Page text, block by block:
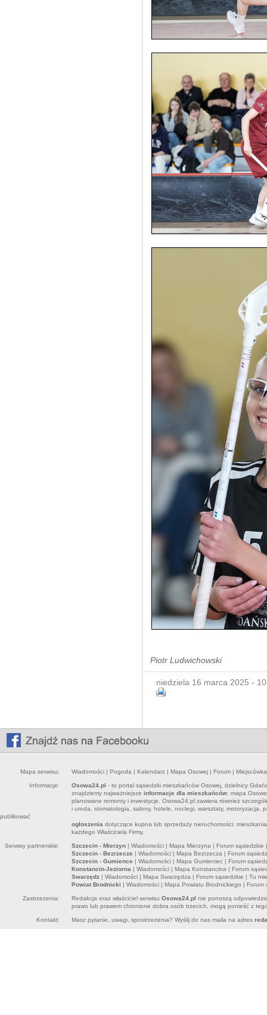
Piotr Ludwichowski
niedziela 16 marca 2025 -
Mapa serwisu: Wiadomości | Pogoda | Kalendarz | Mapa Osowej | Forum | Miejscówka
Informacje: Osowa24.pl - to portal sąsiedzki mieszkańców Osowej, dzielnicy
znajdziemy najważniejsze informacje dla mieszkańców: mapa
planowane remonty i inwestycje. Osowa24.pl zawiera również
i uroda, stomatologia, salony, hotele, noclegi, warsztaty, motoryzacja,
publikować
ogłoszenia dotyczące kupna lub sprzedaży nieruchomości:
każdego Właściciela Firmy.
Serwisy partnerskie: Szczecin - Mierzyn | Wiadomości | Mapa Mierzyna | Forum sąsiedzkie
Szczecin - Bezrzecze | Wiadomości | Mapa Bezrzecza | Forum
Szczecin - Gumience | Wiadomości | Mapa Gumieniec | Forum
Konstancin-Jeziorna | Wiadomości | Mapa Konstancina | Forum
Swarzędz | Wiadomości | Mapa Swarzędza | Forum sąsiedzkie | Tu
Powiat Brodnicki | Wiadomości | Mapa Powiatu Brodnickiego | Forum
Zastrzeżenia: Redakcja oraz właściciel serwisu Osowa24.pl nie ponoszą
prawo lub prawem chronione dobra osób trzecich, mogą ponieść z
Kontakt: Masz pytanie, uwagi, spostrzeżenia? Wyślij do nas maila na adres